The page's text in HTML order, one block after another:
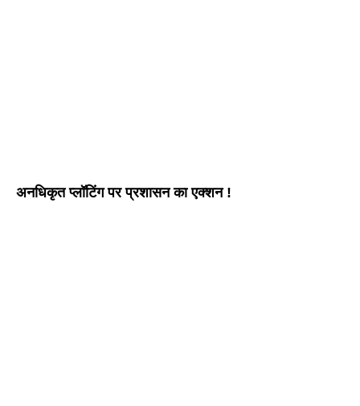
अनधिकृत प्लॉटिंग पर प्रशासन का एक्शन !